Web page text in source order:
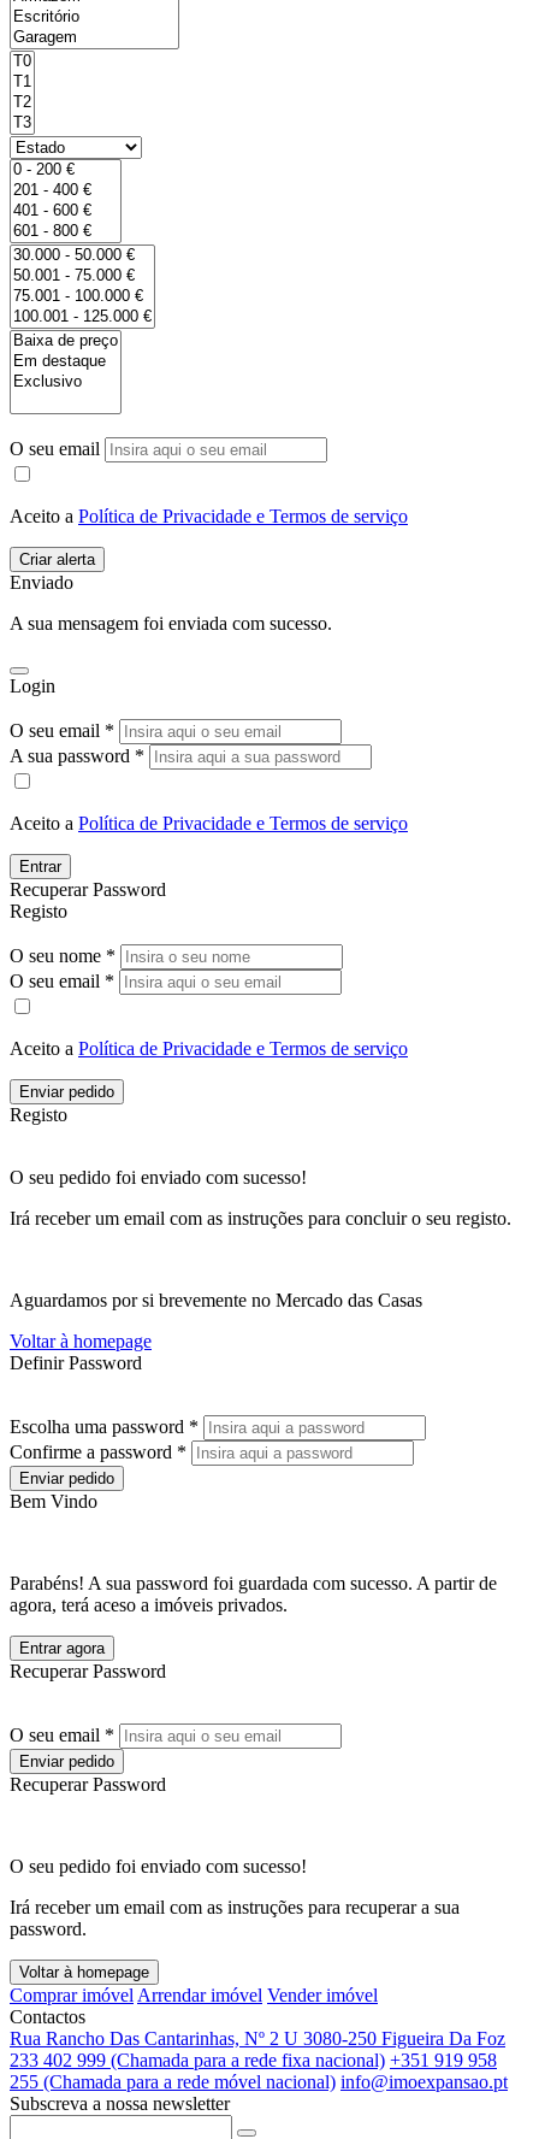
O seu email
Aceito a Política de Privacidade e Termos de serviço
Enviado
A sua mensagem foi enviada com sucesso.
Login
O seu email *
A sua password *
Aceito a Política de Privacidade e Termos de serviço
Entrar
Recuperar Password
Registo
O seu nome *
O seu email *
Aceito a Política de Privacidade e Termos de serviço
Enviar pedido
Registo
O seu pedido foi enviado com sucesso!
Irá receber um email com as instruções para concluir o seu registo.
Aguardamos por si brevemente no Mercado das Casas
Voltar à homepage
Definir Password
Escolha uma password *
Confirme a password *
Enviar pedido
Bem Vindo
Parabéns! A sua password foi guardada com sucesso. A partir de
agora, terá aceso a imóveis privados.
Entrar agora
Recuperar Password
O seu email *
Enviar pedido
Recuperar Password
O seu pedido foi enviado com sucesso!
Irá receber um email com as instruções para recuperar a sua
password.
Voltar à homepage
Comprar imóvel Arrendar imóvel Vender imóvel
Contactos
Rua Rancho Das Cantarinhas, Nº 2 U 3080-250 Figueira Da Foz
233 402 999 (Chamada para a rede fixa nacional) +351 919 958
255 (Chamada para a rede móvel nacional) info@imoexpansao.pt
Subscreva a nossa newsletter